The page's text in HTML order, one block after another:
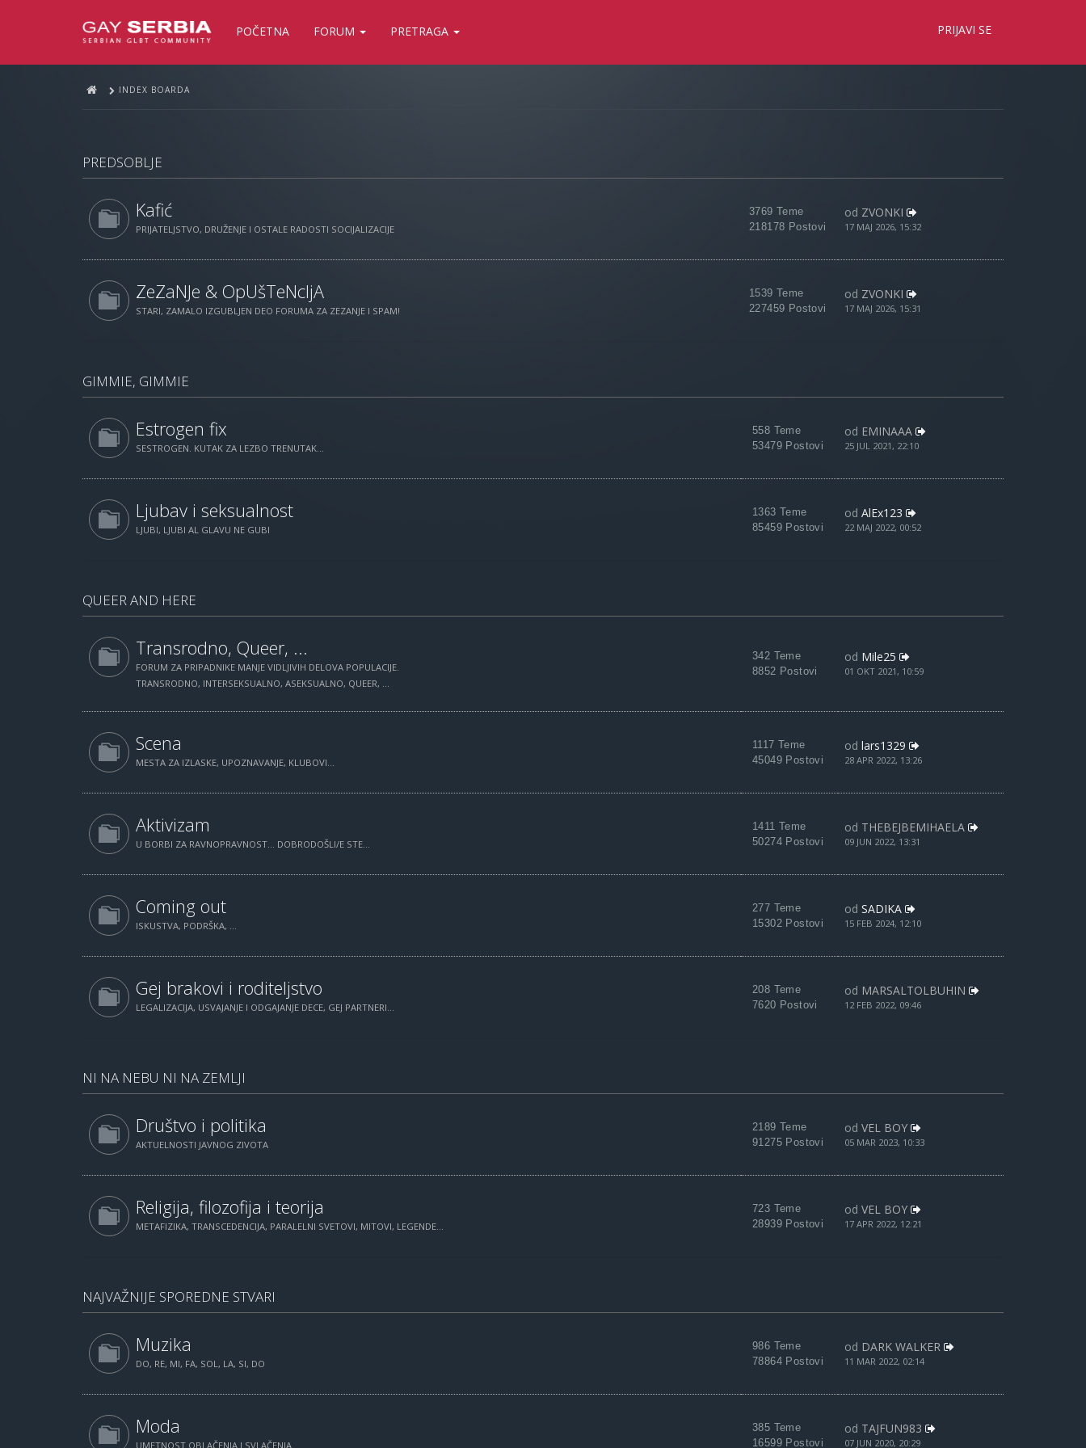
POČETNA FORUM PRETRAGA PRIJAVI SE
INDEX BOARDA
PREDSOBLJE
Kafić
PRIJATELJSTVO, DRUŽENJE I OSTALE RADOSTI SOCIJALIZACIJE
3769 Teme
218178 Postovi
od ZVONKI
17 MAJ 2026, 15:32
ZeZaNJe & OpUšTeNcIjA
STARI, ZAMALO IZGUBLJEN DEO FORUMA ZA ZEZANJE I SPAM!
1539 Teme
227459 Postovi
od ZVONKI
17 MAJ 2026, 15:31
GIMMIE, GIMMIE
Estrogen fix
SESTROGEN. KUTAK ZA LEZBO TRENUTAK...
558 Teme
53479 Postovi
od EMINAAA
25 JUL 2021, 22:10
Ljubav i seksualnost
LJUBI, LJUBI AL GLAVU NE GUBI
1363 Teme
85459 Postovi
od AlEx123
22 MAJ 2022, 00:52
QUEER AND HERE
Transrodno, Queer, ...
FORUM ZA PRIPADNIKE MANJE VIDLJIVIH DELOVA POPULACIJE.
TRANSRODNO, INTERSEKSUALNO, ASEKSUALNO, QUEER, ...
342 Teme
8852 Postovi
od Mile25
01 OKT 2021, 10:59
Scena
MESTA ZA IZLASKE, UPOZNAVANJE, KLUBOVI...
1117 Teme
45049 Postovi
od lars1329
28 APR 2022, 13:26
Aktivizam
U BORBI ZA RAVNOPRAVNOST... DOBRODOŠLI/E STE...
1411 Teme
50274 Postovi
od THEBEJBEMIHAELA
09 JUN 2022, 13:31
Coming out
ISKUSTVA, PODRŠKA, ...
277 Teme
15302 Postovi
od SADIKA
15 FEB 2024, 12:10
Gej brakovi i roditeljstvo
LEGALIZACIJA, USVAJANJE I ODGAJANJE DECE, GEJ PARTNERI...
208 Teme
7620 Postovi
od MARSALTOLBUHIN
12 FEB 2022, 09:46
NI NA NEBU NI NA ZEMLJI
Društvo i politika
AKTUELNOSTI JAVNOG ZIVOTA
2189 Teme
91275 Postovi
od VEL BOY
05 MAR 2023, 10:33
Religija, filozofija i teorija
METAFIZIKA, TRANSCEDENCIJA, PARALELNI SVETOVI, MITOVI, LEGENDE...
723 Teme
28939 Postovi
od VEL BOY
17 APR 2022, 12:21
NAJVAŽNIJE SPOREDNE STVARI
Muzika
DO, RE, MI, FA, SOL, LA, SI, DO
986 Teme
78864 Postovi
od DARK WALKER
11 MAR 2022, 02:14
Moda
UMETNOST OBLAČENJA I SVLAČENJA
385 Teme
16599 Postovi
od TAJFUN983
07 JUN 2020, 20:29